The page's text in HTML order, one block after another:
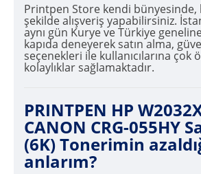
Printpen Store kendi bünyesinde,
şekilde alışveriş yapabilirsiniz.
aynı gün Kurye ve Türkiye
kapıda deneyerek satın alma,
seçenekleri ile kullanıcılarına çok
kolaylıklar sağlamaktadır.
PRINTPEN HP
CANON CRG-055HY
(6K) Tonerimin
anlarım?